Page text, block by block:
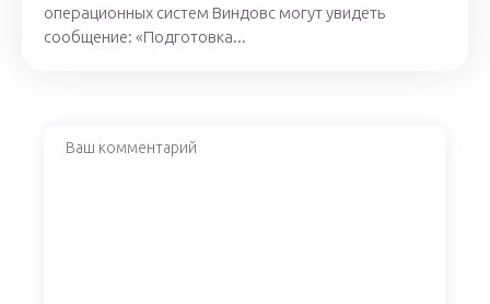
операционных систем Виндовс могут увидеть
сообщение: «Подготовка...